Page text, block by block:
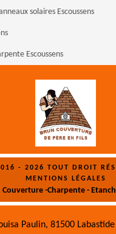
solaires Escoussens
Escoussens
- 2026 TOUT DROIT
MENTIONS LÉGALES
Couverture -Charpente -
Paulin, 81500